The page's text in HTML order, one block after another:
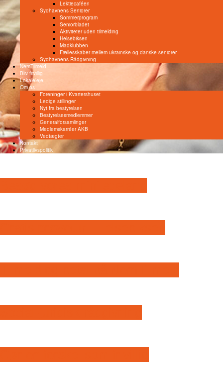
Lektiecaféen
Sydhavnens Seniorer
Sommerprogram
Seniorbladet
Aktiviteter uden tilmelding
Helsebiksen
Madklubben
Fællesskaber mellem ukrainske og danske seniorer
Sydhavnens Rådgivning
NemTilmeld
Bliv frivillig
Lokaleleje
Om os
Foreninger i Kvartershuset
Ledige stillinger
Nyt fra bestyrelsen
Bestyrelsesmedlemmer
Generalforsamlinger
Medlemskarréer AKB
Vedtægter
Kontakt
Privatlivspolitik